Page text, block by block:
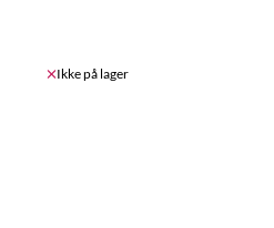
Ikke på lager